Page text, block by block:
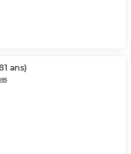
ans)